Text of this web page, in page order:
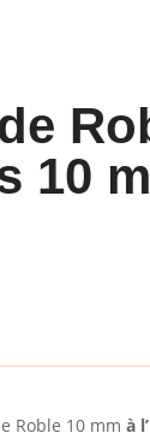
10
Roble 10 mm à